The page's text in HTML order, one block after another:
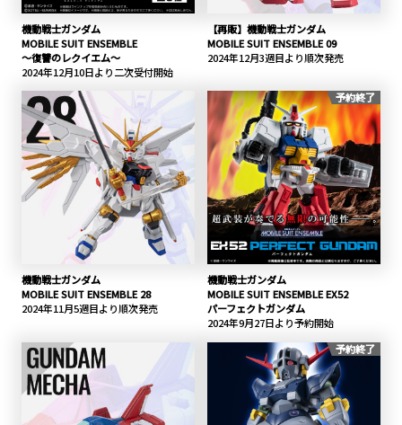
機動戦士ガンダム
MOBILE SUIT ENSEMBLE
～復讐のレクイエム～
2024年12月10日より二次受付開始
【再販】機動戦士ガンダム
MOBILE SUIT ENSEMBLE 09
2024年12月3週目より順次発売
機動戦士ガンダム
MOBILE SUIT ENSEMBLE 28
2024年11月5週目より順次発売
予約終了
機動戦士ガンダム
MOBILE SUIT ENSEMBLE EX52
パーフェクトガンダム
2024年9月27日より予約開始
予約終了